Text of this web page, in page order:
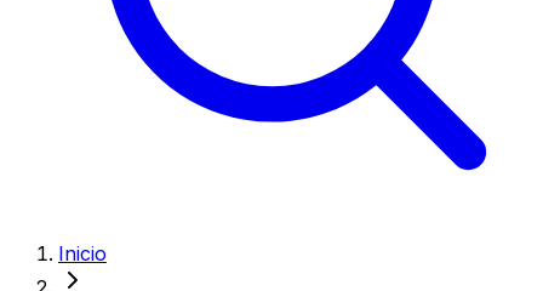
Inicio